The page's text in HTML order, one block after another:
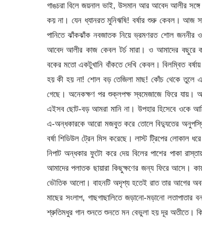
গাঙচরা বিলে জয়নাল ভাই, উসমান আর আবেদ আলীর সঙ্গে
কয় না। যেন ধ্যানরত মুনিঋষি! বর্ষার শুরু কেবল। আজ
পানিতে ঝাঁকঝাঁক নবজাতক নিয়ে ভ্রমণরত শোল জননীর
আবেদ আলীর কাজ কেবল টর্চ মারা। ও আমাদের বছুরে
বকের মতো একটুখানি বাঁকতে দেখি কেবল। বিলম্বিত
হয় কী হয় না! শোল বড় তেজিলা মাছ! কোঁচ থেকে তুলে
গেছে। অনেকক্ষণ পর শুক্লপক্ষ স্বমেজাজে ফিরে যায়।
এইসব ছোট-বড় আমরা মানি না। উপহার হিসেবে ওকে
এ-অন্ধকারকে আরো মজবুত করে তোলে বিদ্যুতের
বর্ষা শিডিউল ট্রেন মিস করেছে। লাস্ট ট্রিপের
নিপাট অন্ধকার ফুটো করে দেয় বিলের পাশের পাকা
আমাদের পলাতক ছায়ারা কিছুক্ষণের জন্য ফিরে আসে।
ভৌতিক আলো। বাহনটি অদৃশ্য হতেই রাত তার আগের
মাছের সংলাপ, গাছগাছালিতে জড়ানো-মড়ানো লতাপাতার
শ্রুতিমধুর গান শুনতে শুনতে মন বেভুলা হয় দূর অতীতে।